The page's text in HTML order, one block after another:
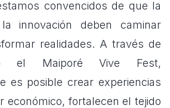
convencidos de que la
innovación deben caminar
realidades. A través de
el Maiporé Vive Fest,
es posible crear experiencias
económico, fortalecen el tejido